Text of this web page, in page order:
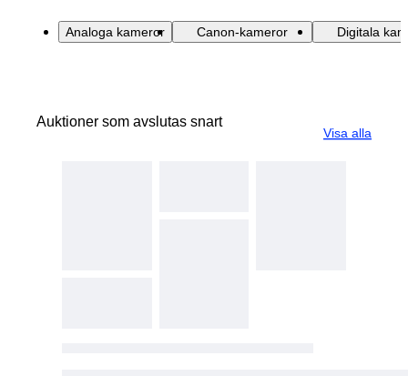
Analoga kameror Canon-kameror Digitala
Auktioner som avslutas snart
Visa alla